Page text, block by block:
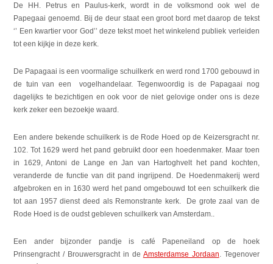
De HH. Petrus en Paulus-kerk, wordt in de volksmond ook wel de
Papegaai genoemd. Bij de deur staat een groot bord met daarop de tekst
‘’ Een kwartier voor God’’ deze tekst moet het winkelend publiek verleiden
tot een kijkje in deze kerk.
De Papagaai is een voormalige schuilkerk en werd rond 1700 gebouwd in
de tuin van een vogelhandelaar. Tegenwoordig is de Papagaai nog
dagelijks te bezichtigen en ook voor de niet gelovige onder ons is deze
kerk zeker een bezoekje waard.
Een andere bekende schuilkerk is de Rode Hoed op de Keizersgracht nr.
102. Tot 1629 werd het pand gebruikt door een hoedenmaker. Maar toen
in 1629, Antoni de Lange en Jan van Hartoghvelt het pand kochten,
veranderde de functie van dit pand ingrijpend. De Hoedenmakerij werd
afgebroken en in 1630 werd het pand omgebouwd tot een schuilkerk die
tot aan 1957 dienst deed als Remonstrante kerk. De grote zaal van de
Rode Hoed is de oudst gebleven schuilkerk van Amsterdam..
Een ander bijzonder pandje is café Papeneiland op de hoek
Prinsengracht / Brouwersgracht in de Amsterdamse Jordaan. Tegenover